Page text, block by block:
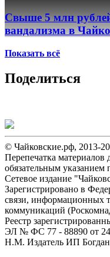
Свыше 5 млн
вандализма в
Показать всё
Поделиться
© Чайковские.рф, 2013-
Перепечатка материалов
обязательным
Сетевое издание
Зарегистрировано в
связи, информационных
коммуникаций
Реестр
ЭЛ № ФС 77 - 88890 от
Н.М. Издатель ИП